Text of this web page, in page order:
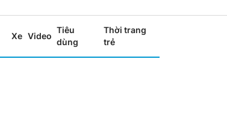
Xe Video
Tiêu
dùng
Thời trang
trẻ